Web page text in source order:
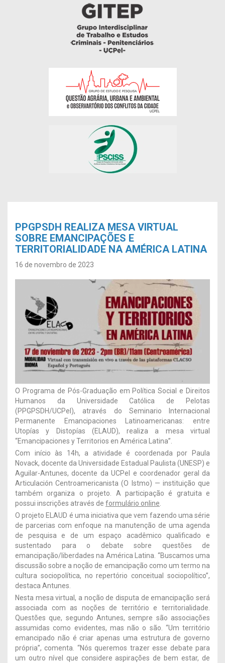
PPGPSDH REALIZA MESA VIRTUAL
SOBRE EMANCIPAÇÕES E
TERRITORIALIDADE NA AMÉRICA LATINA
16 de novembro de 2023
O Programa de Pós-Graduação em Política Social e Direitos
Humanos da Universidade Católica de Pelotas
(PPGPSDH/UCPel), através do Seminario Internacional
Permanente Emancipaciones Latinoamericanas: entre
Utopías y Distopías (ELAUD), realiza a mesa virtual
“Emancipaciones y Territorios en América Latina”.
Com início às 14h, a atividade é coordenada por Paula
Novack, docente da Universidade Estadual Paulista (UNESP) e
Aguilar-Antunes, docente da UCPel e coordenador geral da
Articulación Centroamericanista (O Istmo) — instituição que
também organiza o projeto. A participação é gratuita e
possui inscrições através de formulário online.
O projeto ELAUD é uma iniciativa que vem fazendo uma série
de parcerias com enfoque na manutenção de uma agenda
de pesquisa e de um espaço acadêmico qualificado e
sustentado para o debate sobre questões de
emancipação/liberdades na América Latina. “Buscamos uma
discussão sobre a noção de emancipação como um termo na
cultura sociopolítica, no repertório conceitual sociopolítico”,
destaca Antunes.
Nesta mesa virtual, a noção de disputa de emancipação será
associada com as noções de território e territorialidade.
Questões que, segundo Antunes, sempre são associações
assumidas como evidentes, mas não o são. “Um território
emancipado não é criar apenas uma estrutura de governo
própria”, comenta. “Nós queremos trazer esse debate para
um outro nível que considere aspirações de bem estar, de